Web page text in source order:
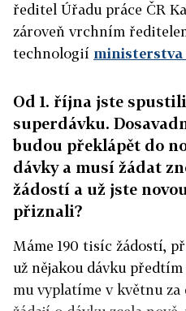
ředitel Úřadu práce ČR
zároveň vrchním
technologií ministerstva
Od 1. října jste
superdávku.
budou překlápět do
dávky a musí žádat
žádostí a už jste
přiznali?
Máme 190 tisíc žádostí,
už nějakou dávku
mu vyplatíme v květnu